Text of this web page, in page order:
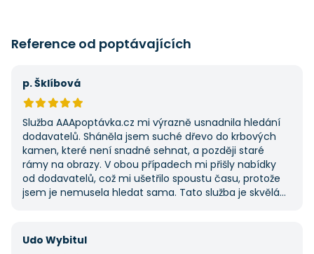
Reference od poptávajících
p. Šklíbová
Služba AAApoptávka.cz mi výrazně usnadnila hledání
dodavatelů. Sháněla jsem suché dřevo do krbových
kamen, které není snadné sehnat, a později staré
rámy na obrazy. V obou případech mi přišly nabídky
od dodavatelů, což mi ušetřilo spoustu času, protože
jsem je nemusela hledat sama. Tato služba je skvělá
Udo Wybitul